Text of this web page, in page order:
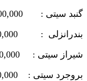
گنبد سیتی : 8,500,000 تومان
بندرانزلی : 6,800,000 تومان
شیراز سیتی : 12,700,000 تومان
بروجرد سیتی : 5,700,000 تومان